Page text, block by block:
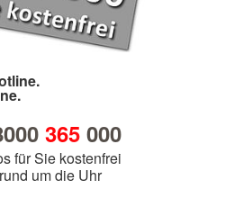
365000
für Sie kostenfrei
rund um die Uhr